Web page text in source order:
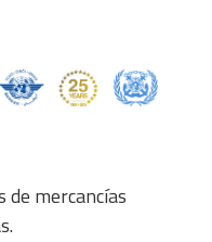
de mercancías